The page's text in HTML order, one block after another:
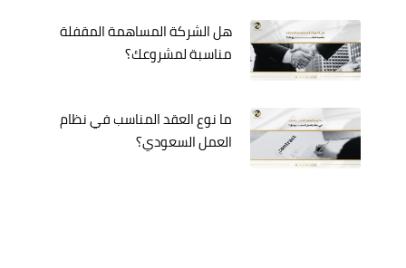
هل الشركة المساهمة المقفلة
مناسبة لمشروعك؟
ما نوع العقد المناسب في نظام
العمل السعودي؟